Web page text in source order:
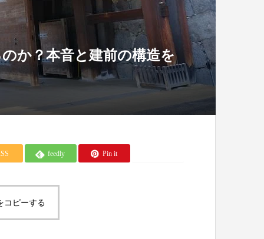
か？本音と建前の構造を
feedly Pin it
コピーする